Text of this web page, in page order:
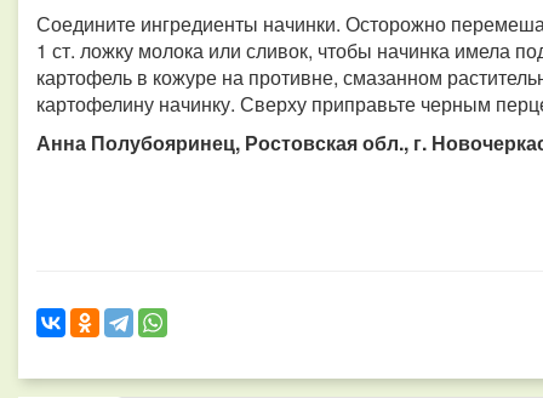
Соедините ингредиенты начинки. Осторожно
1 ст. ложку молока или сливок, чтобы начинка имела
картофель в кожуре на противне, смазанном
картофелину начинку. Сверху приправьте черным
Анна Полубояринец, Ростовская обл., г.